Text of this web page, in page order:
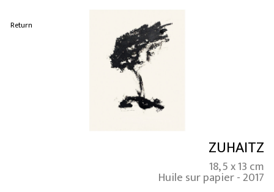
Return
ZUHAITZ
18, 5 x 13 cm
Huile sur papier - 2017